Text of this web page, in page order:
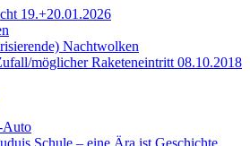
19.+20.01.2026
Nachtwolken
möglicher Raketeneintritt 08.10.2018
Auto
Schule – eine Ära ist Geschichte